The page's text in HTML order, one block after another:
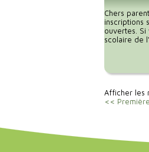
Chers
inscriptions
ouvertes.
scolaire de
Afficher les
<< Première